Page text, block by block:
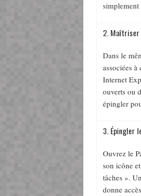
simplement
2.
Dans le
associées
Internet
ouverts ou
épingler
3. Épingler
Ouvrez le
son icône
tâches ».
donne